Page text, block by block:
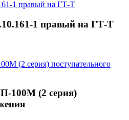
1 правый на ГТ-Т
100М (2 серия)